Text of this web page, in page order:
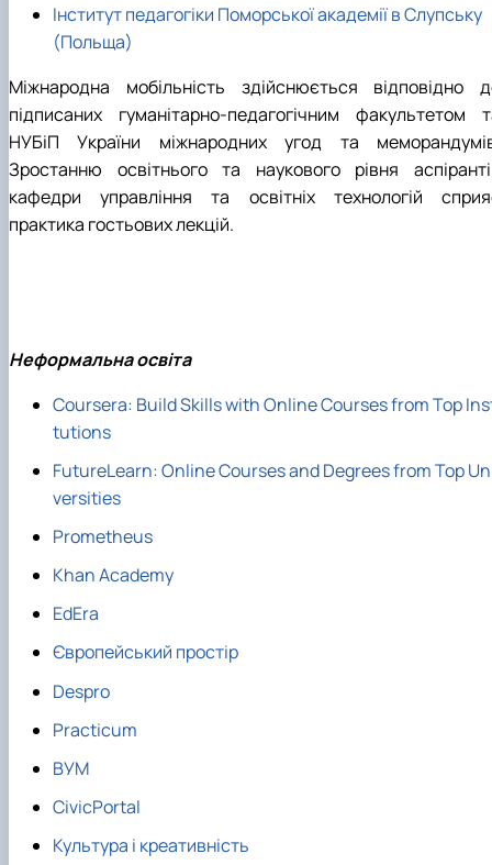
Інститут педагогіки Поморської академії в Слупську
(Польща)
Міжнародна мобільність здійснюється відповідно
підписаних гуманітарно-педагогічним факультетом
НУБіП України міжнародних угод та
Зростанню освітнього та наукового рівня
кафедри управління та освітніх технологій
практика гостьових лекцій.
Неформальна освіта
Coursera: Build Skills with Online Courses from Top
tutions
FutureLearn: Online Courses and Degrees from Top
versities
Prometheus
Khan Academy
EdEra
Європейський простір
Despro
Practicum
ВУМ
CivicPortal
Культура і креативність